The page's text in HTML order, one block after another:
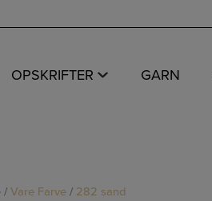
OPSKRIFTER GARN
/Vare Farve/ 282 sand